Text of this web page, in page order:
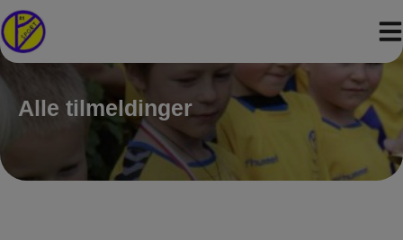
Hop
til
indholdet
Alle tilmeldinger